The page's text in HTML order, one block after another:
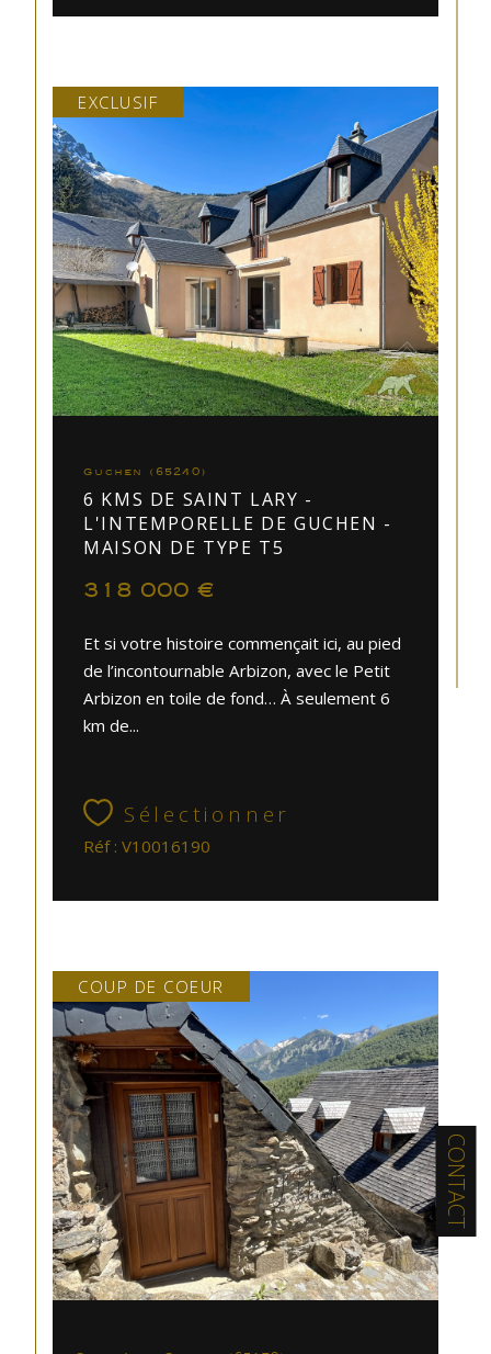
CONTACT
Guchen (65240)
6 KMS DE SAINT LARY -
L'INTEMPORELLE DE GUCHEN -
MAISON DE TYPE T5
318 000 €
Et si votre histoire commençait ici, au pied
de l’incontournable Arbizon, avec le Petit
Arbizon en toile de fond… À seulement 6
km de...
Sélectionner
Réf : V10016190
EXCLUSIF
COUP DE COEUR